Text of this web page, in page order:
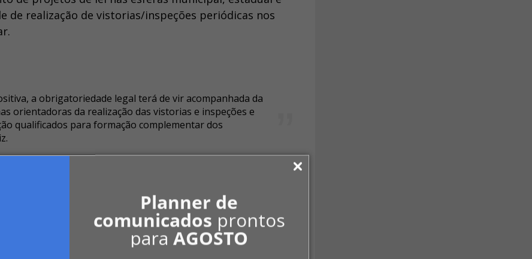
Planner de
comunicados prontos
paraAGOSTO
realização de vistorias/inspeções periódicas nos
a obrigatoriedade legal terá de vir acompanhada da
orientadoras da realização das vistorias e inspeções e
qualificados para formação complementar dos
como palestrantes: Luiz Carlos Pinto da Silva Filho, da
falará sobre Conservação de edifícios: influência das
Francisco P. Graziano, professor da Escola
Principais mecanismos que comprometem o
Tutikian, da Universidade do Vale do Rio dos